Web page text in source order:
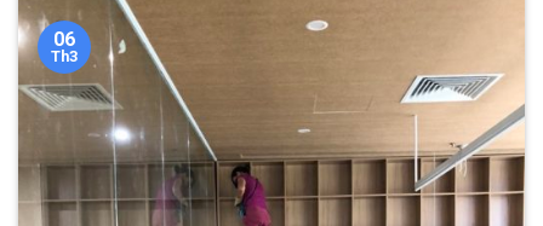
06
Th3